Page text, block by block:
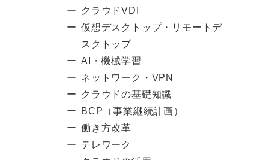
クラウドVDI
仮想デスクトップ・リモートデ
スクトップ
AI・機械学習
ネットワーク・VPN
クラウドの基礎知識
BCP（事業継続計画）
働き方改革
テレワーク